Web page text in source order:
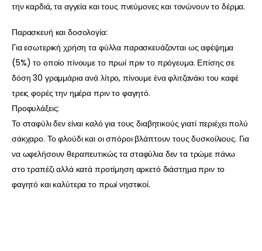
την καρδιά, τα αγγεία και τους πνεύμονες και τονώνουν το δέρμα.
Παρασκευή και δοσολογία:
Για εσωτερική χρήση τα φύλλα παρασκευάζονται ως αφέψημα
(5%) το οποίο πίνουμε το πρωί πριν το πρόγευμα. Επίσης σε
δόση 30 γραμμάρια ανά λίτρο, πίνουμε ένα φλιτζανάκι του καφέ
τρεις φορές την ημέρα πριν το φαγητό.
Προφυλάξεις:
Το σταφύλι δεν είναι καλό για τους διαβητικούς γιατί περιέχει πολύ
σάκχαρο. Το φλούδι και οι σπόροι βλάπτουν τους δυσκοίλιους. Για
να ωφελήσουν θεραπευτικώς τα σταφύλια δεν τα τρώμε πάνω
στο τραπέζι αλλά κατά προτίμηση αρκετό διάστημα πριν το
φαγητό και καλύτερα το πρωί νηστικοί.